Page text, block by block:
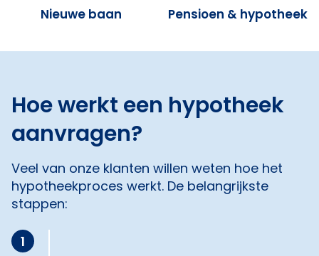
Nieuwe baan Pensioen & hypotheek
Hoe werkt een hypotheek
aanvragen?
Veel van onze klanten willen weten hoe het
hypotheekproces werkt. De belangrijkste
stappen:
1